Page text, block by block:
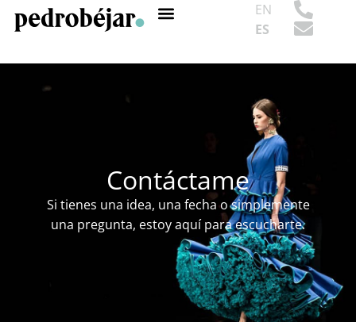
EN
ES
Contáctame
Si tienes una idea, una fecha o simplemente
una pregunta, estoy aquí para escucharte.